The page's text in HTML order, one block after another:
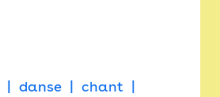
danse
chant